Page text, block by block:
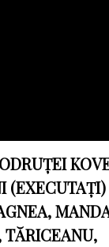
(EXECUTAȚI)
TĂRICEANU,